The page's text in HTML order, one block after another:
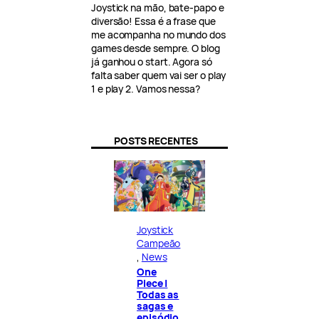
Joystick na mão, bate-papo e
diversão! Essa é a frase que
me acompanha no mundo dos
games desde sempre. O blog
já ganhou o start. Agora só
falta saber quem vai ser o play
1 e play 2. Vamos nessa?
POSTS RECENTES
Joystick
Campeão
News
One
Piece |
Todas as
sagas e